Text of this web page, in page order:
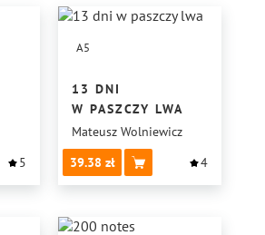
5
A5
13 DNI
W PASZCZY LWA
Mateusz Wolniewicz
39.38
4